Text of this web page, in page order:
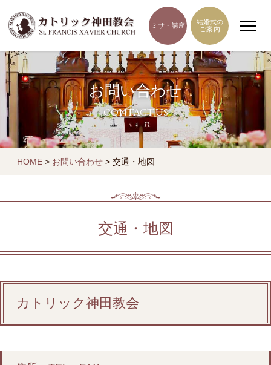
ミサ・講座
結婚式の
ご案内
お問い合わせ
CONTACT US
HOME > お問い合わせ > 交通・地図
交通・地図
カトリック神田教会